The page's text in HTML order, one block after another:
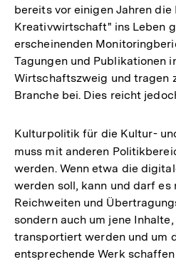
bereits vor einigen Jahren
Kreativwirtschaft" ins Leben
erscheinenden
Tagungen und Publikationen
Wirtschaftszweig und tragen
Branche bei. Dies reicht
Kulturpolitik für die Kultur-
muss mit anderen
werden. Wenn etwa die
werden soll, kann und darf es
Reichweiten und
sondern auch um jene
transportiert werden und um
entsprechende Werk